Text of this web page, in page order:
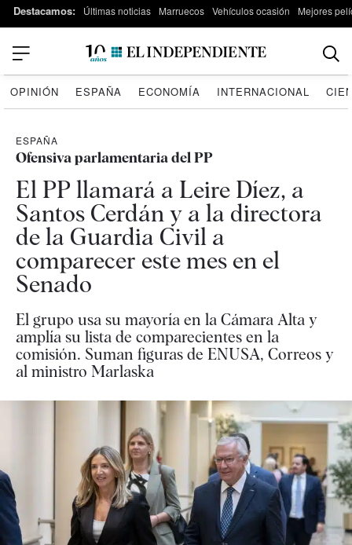
Destacamos: Últimas noticias Marruecos Vehículos ocasión Mejores
OPINIÓN ESPAÑA ECONOMÍA INTERNACIONAL
ESPAÑA
Ofensiva parlamentaria del PP
El PP llamará a Leire Díez, a
Santos Cerdán y a la directora
de la Guardia Civil a
comparecer este mes en el
Senado
El grupo usa su mayoría en la Cámara Alta y
amplía su lista de comparecientes en la
comisión. Suman figuras de ENUSA, Correos y
al ministro Marlaska